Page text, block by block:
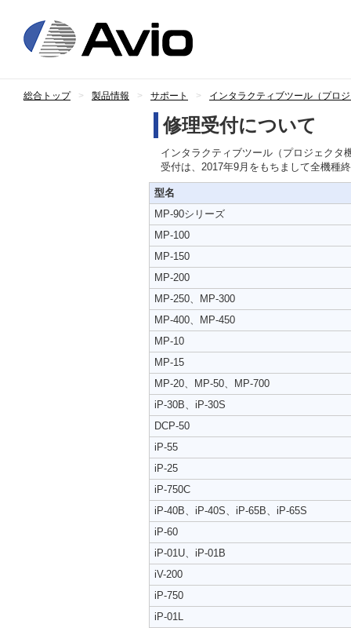
総合トップ 製品情報 サポート インタラクティブツール（プロ
修理受付について
インタラクティブツール（プロジェクタ
受付は、2017年9月をもちまして全機種
型名
MP-90シリーズ
MP-100
MP-150
MP-200
MP-250、MP-300
MP-400、MP-450
MP-10
MP-15
MP-20、MP-50、MP-700
iP-30B、iP-30S
DCP-50
iP-55
iP-25
iP-750C
iP-40B、iP-40S、iP-65B、iP-65S
iP-60
iP-01U、iP-01B
iV-200
iP-750
iP-01L